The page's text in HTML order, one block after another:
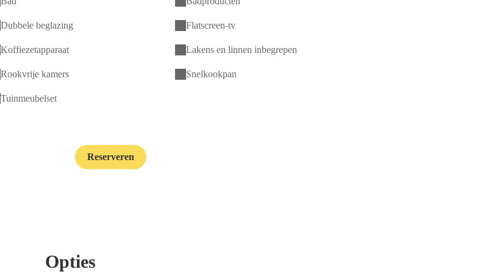
Dubbele beglazing Flatscreen-tv
Koffiezetapparaat Lakens en linnen inbegrepen
Rookvrije kamers Snelkookpan
Tuinmeubelset
Reserveren
Opties